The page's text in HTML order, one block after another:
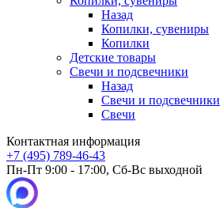
Назад
Копилки, сувениры
Копилки
Детские товары
Свечи и подсвечники
Назад
Свечи и подсвечники
Свечи
Контактная информация
+7 (495) 789-46-43
Пн-Пт 9:00 - 17:00, Сб-Вс выходной